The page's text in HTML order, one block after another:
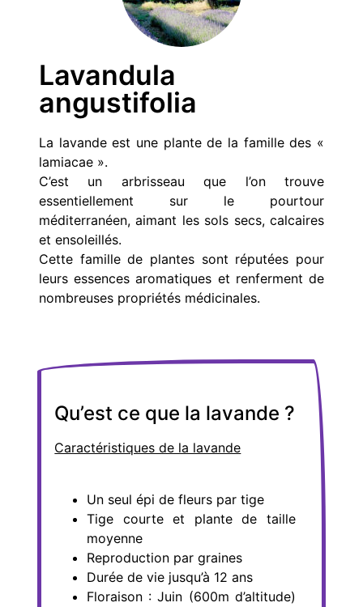
Lavandula
angustifolia
La lavande est une plante de la famille des «
lamiacae ».
C’est un arbrisseau que l’on trouve
essentiellement sur le pourtour
méditerranéen, aimant les sols secs, calcaires
et ensoleillés.
Cette famille de plantes sont réputées pour
leurs essences aromatiques et renferment de
nombreuses propriétés médicinales.
Qu’est ce que la lavande ?
Caractéristiques de la lavande
Un seul épi de fleurs par tige
Tige courte et plante de taille
moyenne
Reproduction par graines
Durée de vie jusqu’à 12 ans
Floraison : Juin (600m d’altitude)